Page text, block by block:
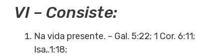
VI – Consiste:
Na vida presente. – Gal. 5:22; 1 Cor. 6:11;
Isa,.1:18;